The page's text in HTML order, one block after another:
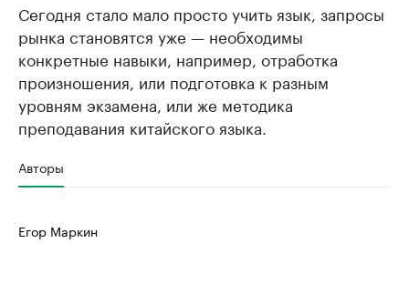
Сегодня стало мало просто учить язык, запросы
рынка становятся уже — необходимы
конкретные навыки, например, отработка
произношения, или подготовка к разным
уровням экзамена, или же методика
преподавания китайского языка.
Авторы
Егор Маркин